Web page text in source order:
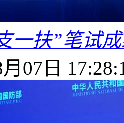
一扶”笔试
07日